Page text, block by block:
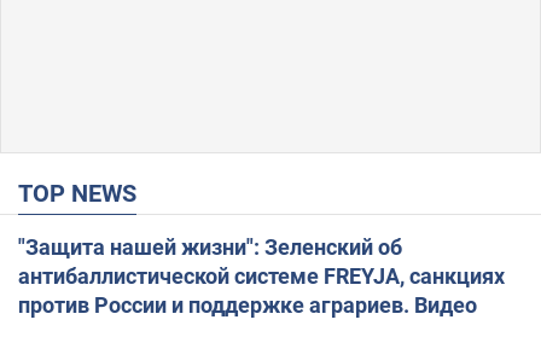
TOP NEWS
"Защита нашей жизни": Зеленский об
антибаллистической системе FREYJA, санкциях
против России и поддержке аграриев. Видео